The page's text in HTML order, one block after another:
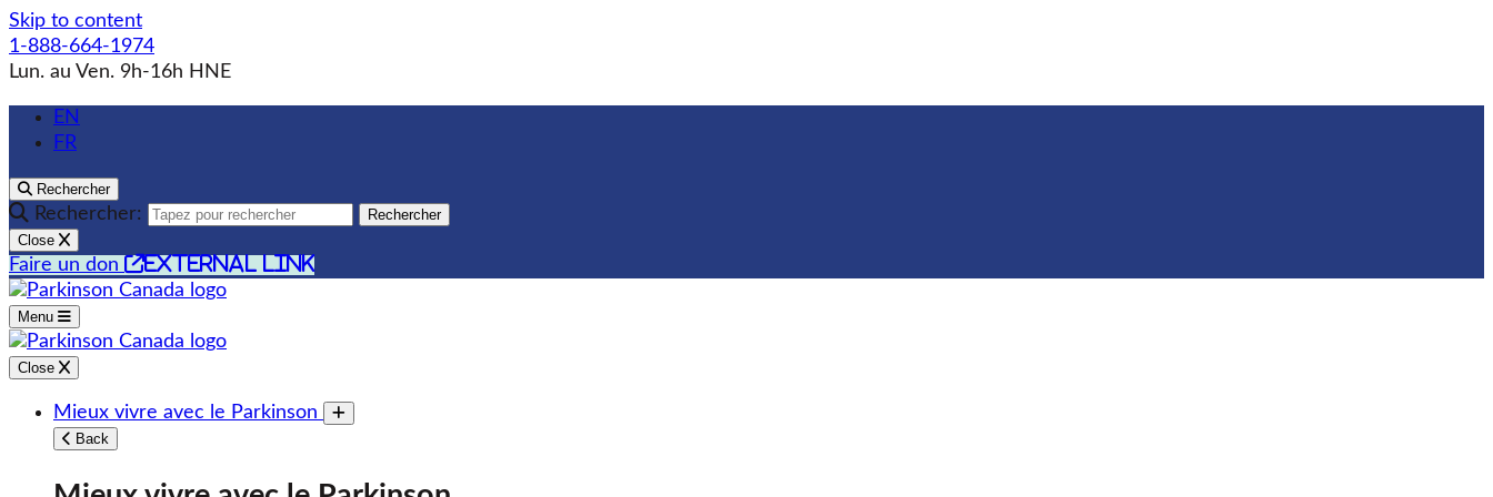
Skip to content
1-888-664-1974
Lun. au Ven. 9h-16h HNE
EN
FR
Rechercher
Rechercher:
Rechercher
Close
Faire un don external link
Menu
Close
Mieux vivre avec le Parkinson
Toggle submenu
Back